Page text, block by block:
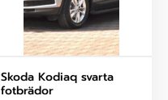
Skoda Kodiaq svarta
fotbrädor